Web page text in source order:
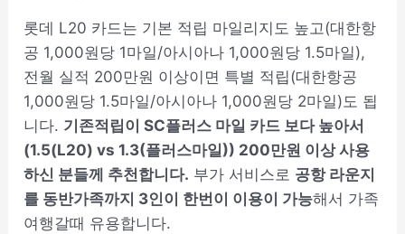
롯데 L20 카드는 기본 적립 마일리지도 높고(대한항
공 1,000원당 1마일/아시아나 1,000원당 1.5마일),
전월 실적 200만원 이상이면 특별 적립(대한항공
1,000원당 1.5마일/아시아나 1,000원당 2마일)도 됩
니다. 기존적립이 SC플러스 마일 카드 보다 높아서
(1.5(L20) vs 1.3(플러스마일)) 200만원 이상 사용
하신 분들께 추천합니다. 부가 서비스로 공항 라운지
를 동반가족까지 3인이 한번이 이용이 가능해서 가족
여행갈때 유용합니다.